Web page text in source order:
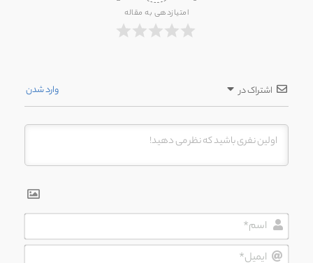
امتیازدهی به مقاله
اشتراک در وارد شدن
اسم*